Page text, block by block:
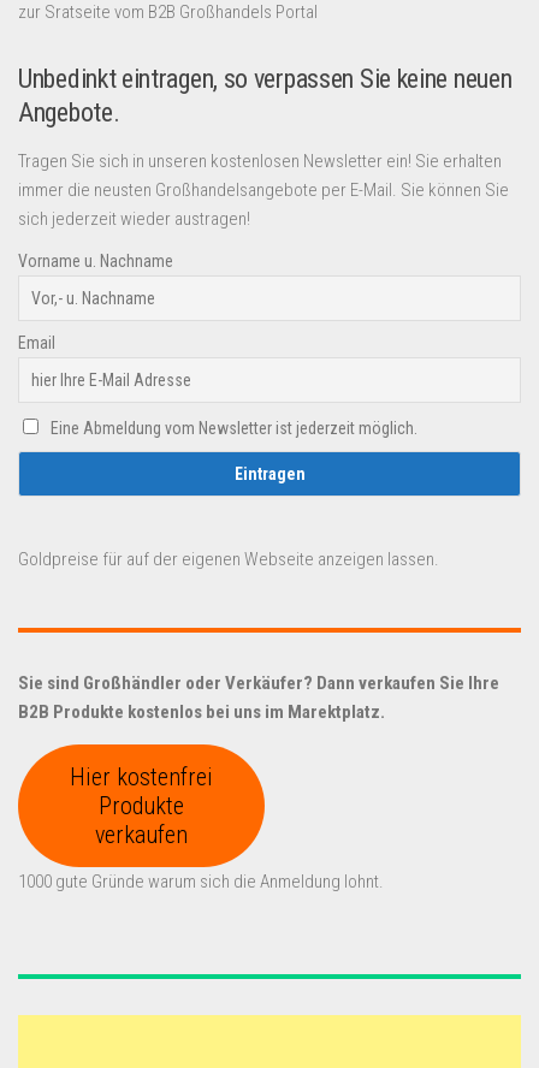
zur Sratseite vom B2B Großhandels Portal
Unbedinkt eintragen, so verpassen Sie keine neuen
Angebote.
Tragen Sie sich in unseren kostenlosen Newsletter ein! Sie erhalten
immer die neusten Großhandelsangebote per E-Mail. Sie können Sie
sich jederzeit wieder austragen!
Vorname u. Nachname
Email
Eine Abmeldung vom Newsletter ist jederzeit möglich.
Goldpreise für auf der eigenen Webseite anzeigen lassen.
Sie sind Großhändler oder Verkäufer? Dann verkaufen Sie Ihre
B2B Produkte kostenlos bei uns im Marektplatz.
Hier kostenfrei
Produkte
verkaufen
1000 gute Gründe warum sich die Anmeldung lohnt.